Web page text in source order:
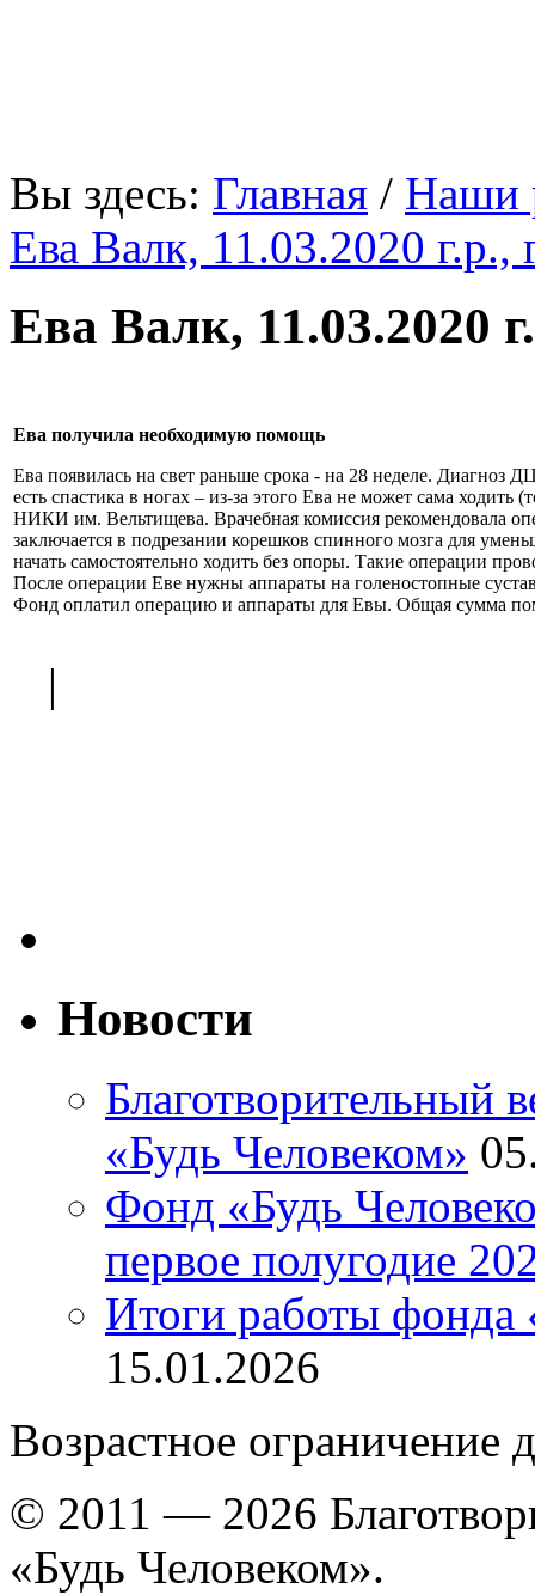
Вы здесь: Главная / Наши
Ева Валк, 11.03.2020 г.р.,
Ева Валк, 11.03.2020
Ева получила необходимую помощь
Ева появилась на свет раньше срока - на 28 неделе. Диагноз
есть спастика в ногах – из-за этого Ева не может сама
НИКИ им. Вельтищева. Врачебная комиссия рекомендовала
заключается в подрезании корешков спинного мозга для
начать самостоятельно ходить без опоры. Такие операции
После операции Еве нужны аппараты на голеностопные
Фонд оплатил операцию и аппараты для Евы. Общая сумма
|
Новости
Благотворительный
«Будь Человеком»
Фонд «Будь
первое полугодие
Итоги работы фонда
15.01.2026
Возрастное ограничение
© 2011 — 2026
«Будь Человеком».